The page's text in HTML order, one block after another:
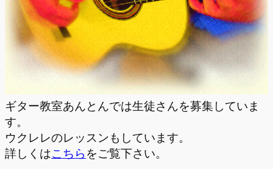
ギター教室あんとんでは生徒さんを募集していま
す。
ウクレレのレッスンもしています。
詳しくはこちら をご覧下さい。